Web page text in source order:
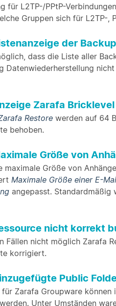
für L2TP-/PPtP-
Gruppen sich für L2TP-,
der
dass die Liste aller
Datenwiederherstellung
Zarafa
Restore werden auf 64
behoben.
Größe von
Größe von
Maximale Größe einer E-
angepasst. Standardmäßig
nicht korrekt
Fällen nicht möglich Zarafa
korrigiert.
Public
für Zarafa Groupware
Unter Umständen